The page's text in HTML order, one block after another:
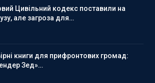
Цивільний кодекс поставили на
але загроза для…
книги для прифронтових громад:
Зед»…